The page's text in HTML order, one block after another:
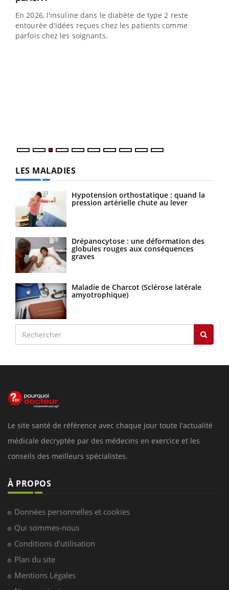
En 2026, l'insuline dans le diabète de type 2 reste
entourée d'idées reçues chez les patients comme
parfois chez les soignants.
LES MALADIES
Hypotension orthostatique : quand la
pression artérielle chute au lever
Drépanocytose : une déformation des
globules rouges aux conséquences
graves
Maladie de Charcot (Sclérose latérale
amyotrophique)
Le site santé de référence avec chaque jour toute l'actualité
médicale decryptée par des médecins en exercice et les
conseils des meilleurs spécialistes.
À PROPOS
Données personnelles et cookies
Qui sommes-nous
Conditions d'utilisation
Plan du site
Mentions Légales